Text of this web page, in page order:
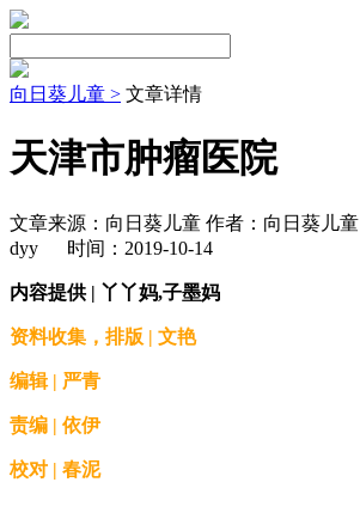
向日葵儿童 > 文章详情
天津市肿瘤医院
文章来源：向日葵儿童 作者：向日葵儿童
dyy
时间：2019-10-14
内容提供 | 丫丫妈,子墨妈
资料收集，排版 | 文艳
编辑 | 严青
责编 | 依伊
校对 | 春泥